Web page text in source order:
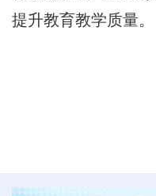
提升教育教学质量。